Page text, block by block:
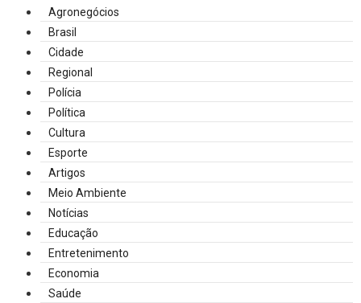
Agronegócios
Brasil
Cidade
Regional
Polícia
Política
Cultura
Esporte
Artigos
Meio Ambiente
Notícias
Educação
Entretenimento
Economia
Saúde